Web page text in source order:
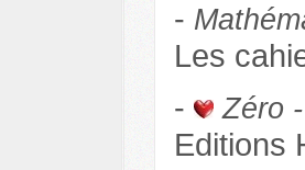
-
Les
-
Zéro
Editions